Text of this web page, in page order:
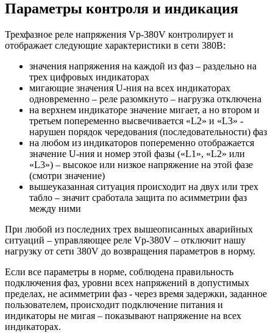
Параметры контроля и индикация
Трехфазное реле напряжения Vp-380V контролирует и
отображает следующие характеристики в сети 380В:
значения напряжения на каждой из фаз – раздельно на
трех цифровых индикаторах
мигающие значения U-ния на всех индикаторах
одновременно – реле разомкнуто – нагрузка отключена
на верхнем индикаторе значение мигает, а но втором и
третьем попеременно высвечивается «L2» и «L3» -
нарушен порядок чередования (последовательности) фаз
на любом из индикаторов попеременно отображается
значение U-ния и номер этой фазы («L1», «L2» или
«L3») – высокое или низкое напряжение на этой фазе
(смотри значение)
вышеуказанная ситуация происходит на двух или трех
табло – значит сработала защита по асимметрии фаз
между ними
При любой из последних трех вышеописанных аварийных
ситуаций – управляющее реле Vp-380V – отключит нашу
нагрузку от сети 380V до возвращения параметров в норму.
Если все параметры в норме, соблюдена правильность
подключения фаз, уровни всех напряжений в допустимых
пределах, не асимметрии фаз - через время задержки, заданное
пользователем, происходит подключение питания и
индикаторы не мигая – показывают напряжение на всех
индикаторах.